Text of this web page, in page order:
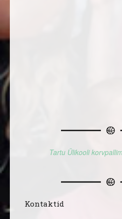
Tartu Ülikooli
Kontaktid